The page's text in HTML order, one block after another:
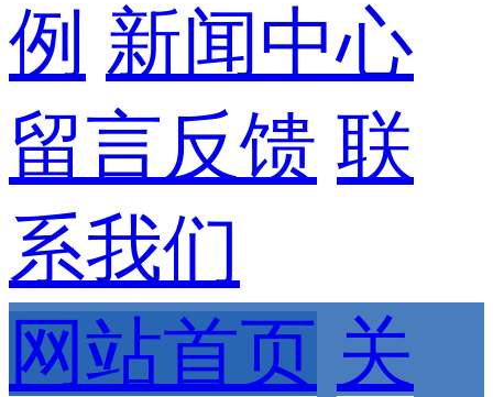
例 新闻中心
留言反馈 联
系我们
网站首页 关